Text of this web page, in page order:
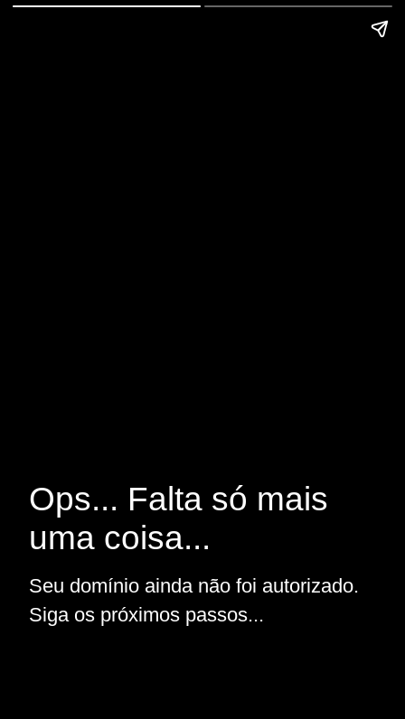
Ops... Falta só mais
uma coisa...
Seu domínio ainda não foi autorizado.
Siga os próximos passos...